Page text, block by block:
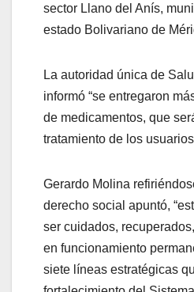
sector Llano del Anís,
estado Bolivariano de
La autoridad única de
informó “se entregaron
de medicamentos, que
tratamiento de los
Gerardo Molina
derecho social apuntó,
ser cuidados,
en funcionamiento
siete líneas estratégicas